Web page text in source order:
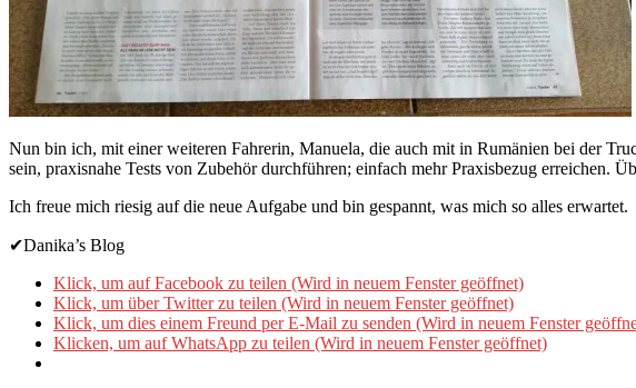
Nun bin ich, mit einer weiteren Fahrerin, Manuela, die auch mit in Rumänien bei der
sein, praxisnahe Tests von Zubehör durchführen; einfach mehr Praxisbezug erreichen.
Ich freue mich riesig auf die neue Aufgabe und bin gespannt, was mich so alles erwartet.
✔Danika’s Blog
Klick, um auf Facebook zu teilen (Wird in neuem Fenster geöffnet)
Klick, um über Twitter zu teilen (Wird in neuem Fenster geöffnet)
Klick, um dies einem Freund per E-Mail zu senden (Wird in neuem Fenster
Klicken, um auf WhatsApp zu teilen (Wird in neuem Fenster geöffnet)